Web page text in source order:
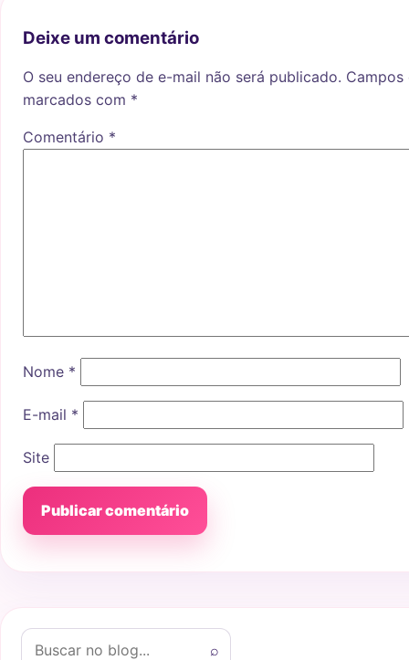
Deixe um comentário
O seu endereço de e-mail não será publicado.
marcados com *
Comentário *
Nome *
E-mail *
Site
Buscar por:
⌕